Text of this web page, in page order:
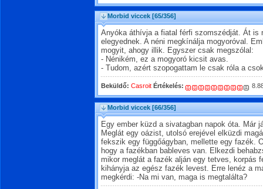
Morbid viccek [65/356]
Anyóka áthívja a fiatal férfi szomszédját. Át is
elegyednek. A néni megkínálja mogyoróval.
mogyit, ahogy illik. Egyszer csak megszólal:
- Nénikém, ez a mogyoró kicsit avas.
- Tudom, azért szopogattam le csak róla a
Beküldő: Casroit Értékelés:
Morbid viccek [66/356]
Egy ember küzd a sivatagban napok óta. Már
Meglát egy oázist, utolsó erejével elküzdi
fekszik egy függőágyban, mellette egy fazék.
hogy a fazékban bableves van. Elkezdi
mikor meglát a fazék alján egy tetves, korpás
kihányja az egész fazék levest. Erre lenéz a
megkérdi: -Na mi van, maga is megtalálta?